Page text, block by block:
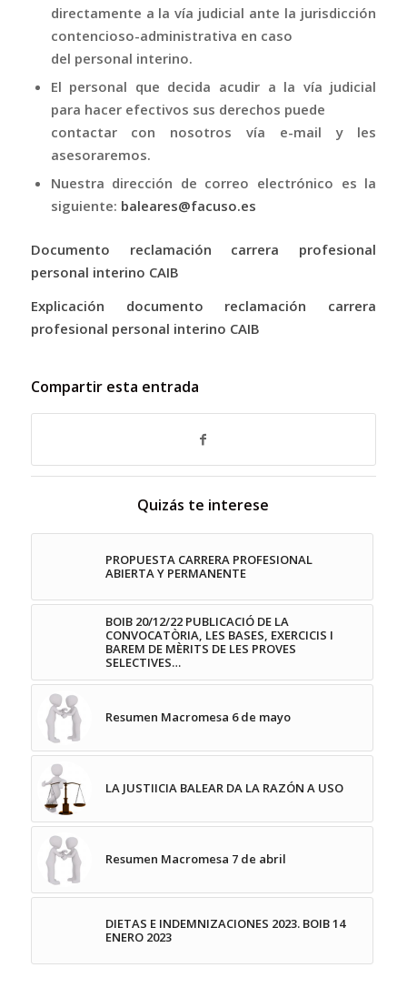
directamente a la vía judicial ante la jurisdicción
contencioso-administrativa en caso
del personal interino.
El personal que decida acudir a la vía judicial
para hacer efectivos sus derechos puede
contactar con nosotros vía e-mail y les
asesoraremos.
Nuestra dirección de correo electrónico es la
siguiente: baleares@facuso.es
Documento reclamación carrera profesional
personal interino CAIB
Explicación documento reclamación carrera
profesional personal interino CAIB
Compartir esta entrada
Quizás te interese
PROPUESTA CARRERA PROFESIONAL
ABIERTA Y PERMANENTE
BOIB 20/12/22 PUBLICACIÓ DE LA
CONVOCATÒRIA, LES BASES, EXERCICIS I
BAREM DE MÈRITS DE LES PROVES
SELECTIVES…
Resumen Macromesa 6 de mayo
LA JUSTIICIA BALEAR DA LA RAZÓN A USO
Resumen Macromesa 7 de abril
DIETAS E INDEMNIZACIONES 2023. BOIB 14
ENERO 2023